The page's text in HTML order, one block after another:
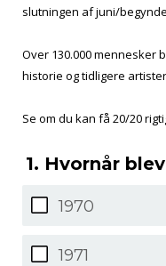
slutningen af juni/
Over 130.000 mennesker
historie og tidligere
Se om du kan få 20/20
1. Hvornår
1970
1971